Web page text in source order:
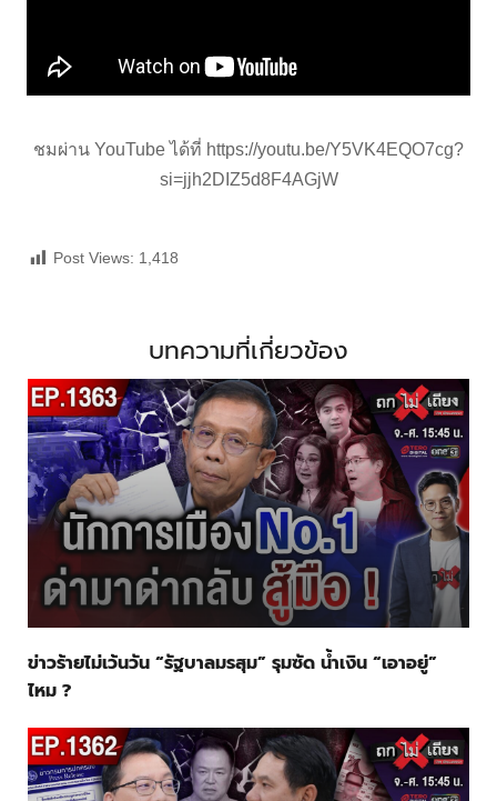
ชมผ่าน YouTube ได้ที่ https://youtu.be/Y5VK4EQO7cg?
si=jjh2DIZ5d8F4AGjW
Post Views: 1,418
บทความที่เกี่ยวข้อง
ข่าวร้ายไม่เว้นวัน “รัฐบาลมรสุม” รุมซัด น้ำเงิน “เอาอยู่”
ไหม ?